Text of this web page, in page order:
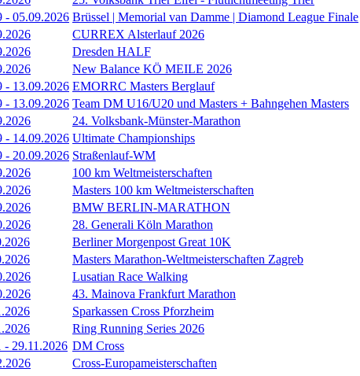
- 05.09.2026 Brüssel | Memorial van Damme | Diamond League Finale
CURREX Alsterlauf 2026
Dresden HALF
New Balance KÖ MEILE 2026
- 13.09.2026 EMORRC Masters Berglauf
- 13.09.2026 Team DM U16/U20 und Masters + Bahngehen Masters
24. Volksbank-Münster-Marathon
- 14.09.2026 Ultimate Championships
- 20.09.2026 Straßenlauf-WM
100 km Weltmeisterschaften
Masters 100 km Weltmeisterschaften
BMW BERLIN-MARATHON
28. Generali Köln Marathon
Berliner Morgenpost Great 10K
Masters Marathon-Weltmeisterschaften Zagreb
Lusatian Race Walking
43. Mainova Frankfurt Marathon
Sparkassen Cross Pforzheim
Ring Running Series 2026
- 29.11.2026 DM Cross
Cross-Europameisterschaften